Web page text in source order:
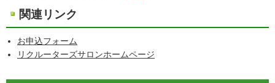
関連リンク
お申込フォーム
リクルーターズサロンホームページ